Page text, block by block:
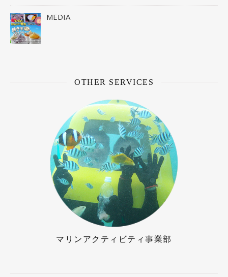
MEDIA
OTHER SERVICES
マリンアクティビティ事業部